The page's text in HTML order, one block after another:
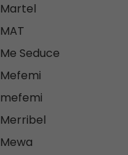
Martel
MAT
Me Seduce
Mefemi
mefemi
Merribel
Mewa